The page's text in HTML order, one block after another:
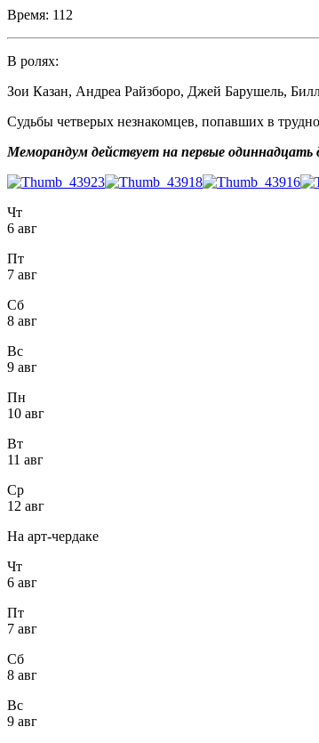
Время: 112
В ролях:
Зои Казан, Андреа Райзборо, Джей Барушель,
Судьбы четверых незнакомцев, попавших в
Меморандум действует на первые
Чт
6 авг
Пт
7 авг
Сб
8 авг
Вс
9 авг
Пн
10 авг
Вт
11 авг
Ср
12 авг
На арт-чердаке
Чт
6 авг
Пт
7 авг
Сб
8 авг
Вс
9 авг